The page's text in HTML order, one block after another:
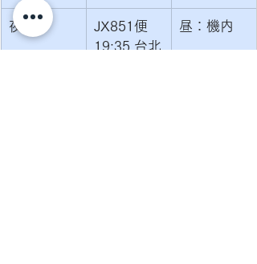
夜
JX851便
19:35 台北
昼：機内